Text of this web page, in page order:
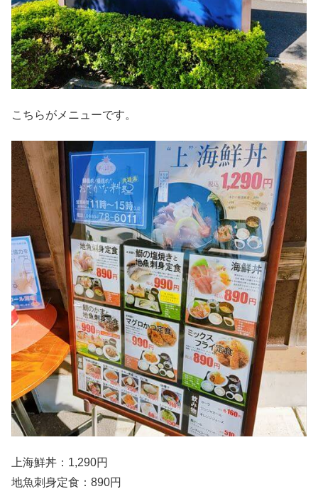
こちらがメニューです。
上海鮮丼：1,290円
地魚刺身定食：890円